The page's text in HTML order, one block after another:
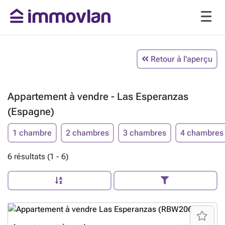
Retour à l'aperçu
Appartement à vendre - Las Esperanzas
(Espagne)
1 chambre 2 chambres 3 chambres 4 chambres
6 résultats (1 - 6)